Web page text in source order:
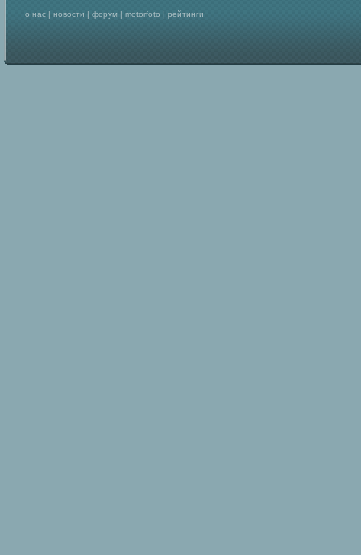
о нас | новости | форум | motorfoto | рейтинги